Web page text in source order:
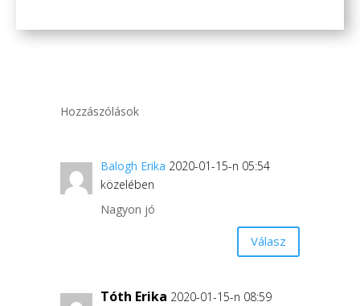
Hozzászólások
Balogh Erika 2020-01-15-n 05:54
közelében
Nagyon jó
Válasz
Tóth Erika 2020-01-15-n 08:59